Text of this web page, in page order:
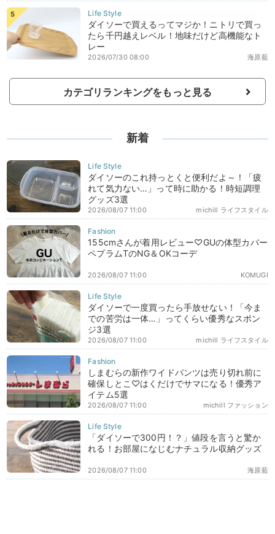
ダイソーで買えるってマジか！ニトリで買っ
たら千円越えレベル！地味だけど高機能なト
レー
海原藍
2026/07/30 08:00
カテゴリランキングをもっと見る
新着
ダイソーのこれ持っとくと便利だよ～！「疲
れて気力ない…」って時に助かる！時短調理
グッズ3選
michill ライフスタイル
2026/08/07 11:00
155cmさんが着用レビュー♡GUの体型カバー
ペプラムTのNG＆OKコーデ
KOMUGI
2026/08/07 11:00
ダイソーで一度買ったら手放せない！「今ま
での苦労は一体…」ってくらい優秀なスポン
ジ3選
michill ライフスタイル
2026/08/07 11:00
しまむらの新作ワイドパンツは売り切れ前に
確保しとこ♡はくだけでサマになる！優秀ア
イテム5選
michill ファッション
2026/08/07 11:00
「ダイソーで300円！？」値段を言うと驚か
れる！お部屋になじむナチュラル収納グッズ
海原藍
2026/08/07 11:00